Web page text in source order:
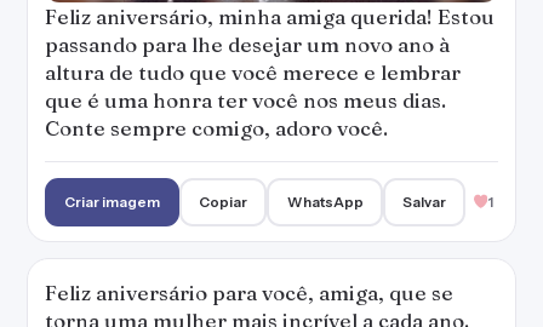
Feliz aniversário, minha amiga querida! Estou
passando para lhe desejar um novo ano à
altura de tudo que você merece e lembrar
que é uma honra ter você nos meus dias.
Conte sempre comigo, adoro você.
Criar imagem Copiar WhatsApp Salvar 1
Feliz aniversário para você, amiga, que se
torna uma mulher mais incrível a cada ano.